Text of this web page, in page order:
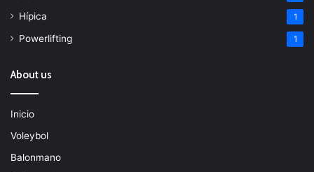
Hípica 1
Powerlifting 1
About us
Inicio
Voleybol
Balonmano